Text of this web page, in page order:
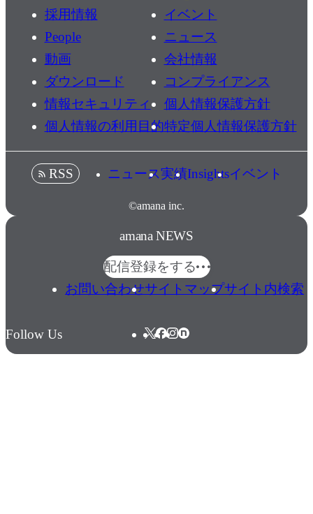
採用情報
イベント
People
ニュース
動画
会社情報
ダウンロード
コンプライアンス
情報セキュリティ
個人情報保護方針
個人情報の利用目的特定個人情報保護方針
©amana inc.
RSS ニュース実績Insightsイベント
amana NEWS
配信登録をする
お問い合わせサイトマップサイト内検索
Follow Us